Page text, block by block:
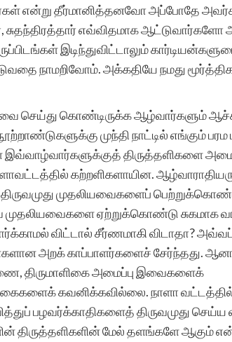
என்று தீர்மானித்தனவோ அப்போதே
எவ்விதமாக ஆட்டுவார்களோ
இடிந்துவிட்டாலும்
நாமறிவோம். அக்கதியே நமது
செய்து கொண்டிருக்க ஆழ்வார்களும்
முந்தி நாட்டில் எங்கும்
இவ்வாழ்வார்களுக்குத் திருத்தளிகளை
கற்றளிகளாயின.
முதலியவைகளைப்
முதலியவைகளை ஏற்றுக்கொண்டு சுகமாக
விட்டால் சீர்ணமாகி விடாதா?
அறக் காப்பாளர்களைச் சேர்ந்தது.
திருமாளிகை அமைப்பு இவைகளைக்
கவனிக்கவில்லை. நாளா
பழவர்க்காதிகளைத் திருவமுது செய்ய
திருத்தளிகளின் மேல் தளங்களே ஆகும்